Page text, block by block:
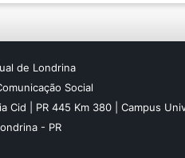
de Londrina
Social
Cid | PR 445 Km 380 | Campus
- PR